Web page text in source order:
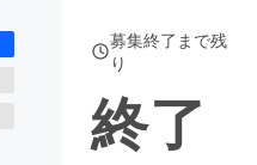
募集終了まで残
り
終了